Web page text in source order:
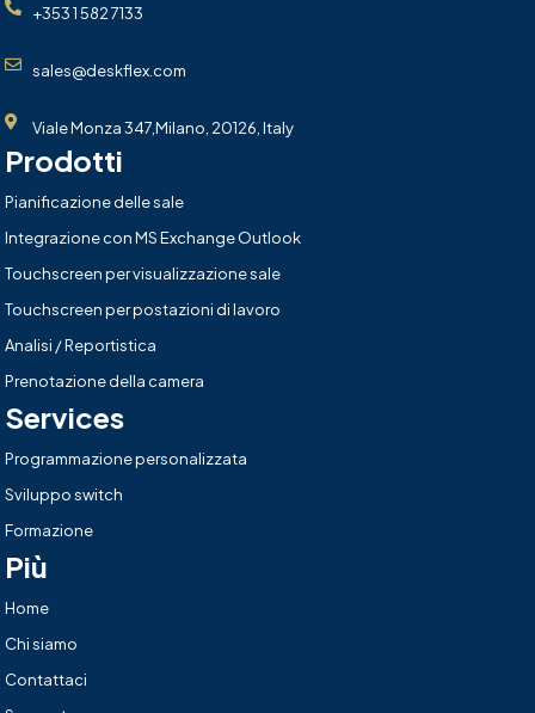
+353 1 582 7133
sales@deskflex.com
Viale Monza 347,Milano, 20126, Italy
Prodotti
Pianificazione delle sale
Integrazione con MS Exchange Outlook
Touchscreen per visualizzazione sale
Touchscreen per postazioni di lavoro
Analisi / Reportistica
Prenotazione della camera
Services
Programmazione personalizzata
Sviluppo switch
Formazione
Più
Home
Chi siamo
Contattaci